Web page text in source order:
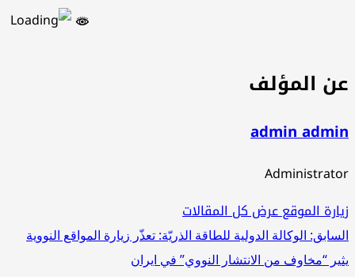
المؤلف
admin
الموقععرض كل المقالات
الوكالة الدولية للطاقة الذريّة: تعذّر زيارة المواقع النووية
“مخاوف من الانتشار النووي” في ايران